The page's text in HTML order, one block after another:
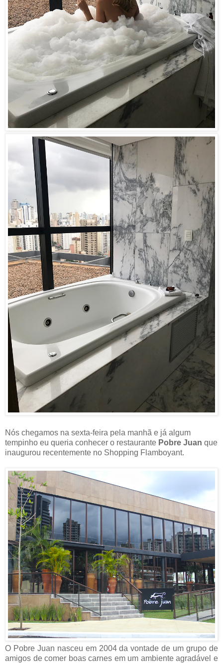
Nós chegamos na sexta-feira pela manhã e já algum
tempinho eu queria conhecer o restaurante Pobre Juan que
inaugurou recentemente no Shopping Flamboyant.
O Pobre Juan nasceu em 2004 da vontade de um grupo de
amigos de comer boas carnes em um ambiente agradável e